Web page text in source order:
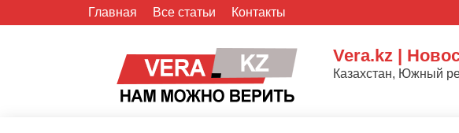
Главная Все статьи Контакты
Vera.kz |
Казахстан, Южный